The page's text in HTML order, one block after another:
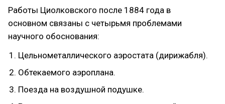
Работы Циолковского после 1884 года в
основном связаны с четырьмя проблемами
научного обоснования:
Цельнометаллического аэростата (дирижабля).
Обтекаемого аэроплана.
Поезда на воздушной подушке.